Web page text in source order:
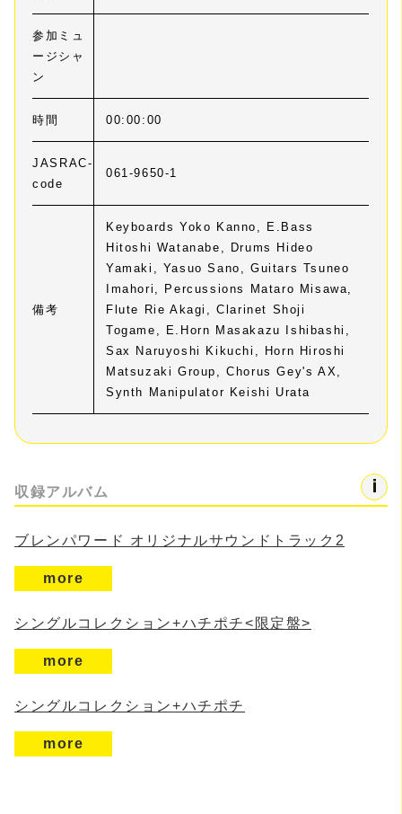
参加ミュ
ージシャ
ン
時間 00:00:00
JASRAC-
code
061-9650-1
備考
Keyboards Yoko Kanno, E.Bass
Hitoshi Watanabe, Drums Hideo
Yamaki, Yasuo Sano, Guitars Tsuneo
Imahori, Percussions Mataro Misawa,
Flute Rie Akagi, Clarinet Shoji
Togame, E.Horn Masakazu Ishibashi,
Sax Naruyoshi Kikuchi, Horn Hiroshi
Matsuzaki Group, Chorus Gey's AX,
Synth Manipulator Keishi Urata
収録アルバム
ブレンパワード オリジナルサウンドトラック2
more
シングルコレクション+ハチポチ<限定盤>
more
シングルコレクション+ハチポチ
more